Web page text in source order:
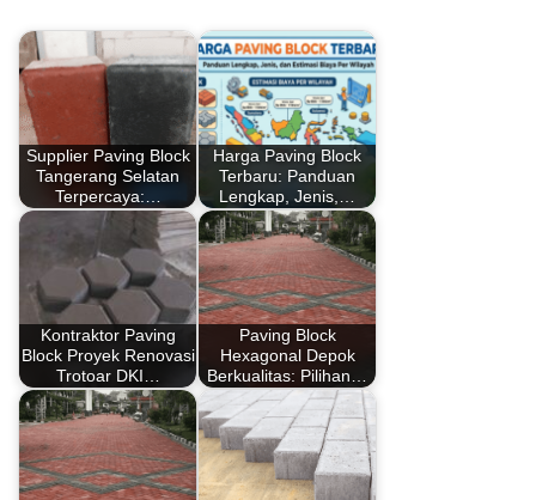
Supplier Paving Block
Tangerang Selatan
Terpercaya:…
Harga Paving Block
Terbaru: Panduan
Lengkap, Jenis,…
Kontraktor Paving
Block Proyek Renovasi
Trotoar DKI…
Paving Block
Hexagonal Depok
Berkualitas: Pilihan…